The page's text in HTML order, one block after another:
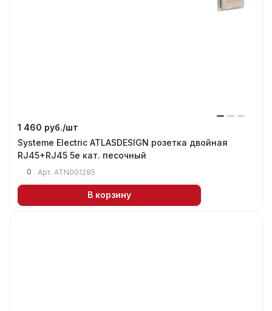
1 460 руб./шт
Systeme Electric ATLASDESIGN розетка двойная
RJ45+RJ45 5е кат. песочный
0 Арт. ATN001285
В корзину